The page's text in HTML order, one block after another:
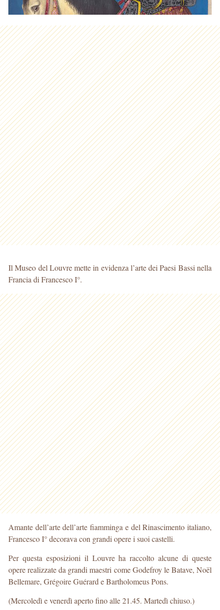
Il Museo del Louvre mette in evidenza l’arte dei Paesi Bassi nella
Francia di Francesco I°.
Amante dell’arte dell’arte fiamminga e del Rinascimento italiano,
Francesco I° decorava con grandi opere i suoi castelli.
Per questa esposizioni il Louvre ha raccolto alcune di queste
opere realizzate da grandi maestri come Godefroy le Batave, Noël
Bellemare, Grégoire Guérard e Bartholomeus Pons.
(Mercoledì e venerdì aperto fino alle 21.45. Martedì chiuso.)